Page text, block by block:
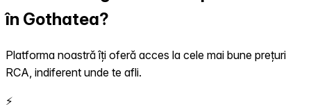
în Gothatea?
Platforma noastră îți oferă acces la cele mai bune prețuri
RCA, indiferent unde te afli.
⚡